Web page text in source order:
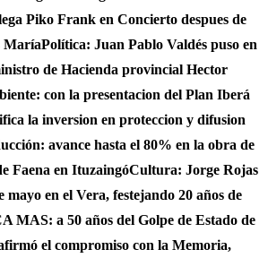
Piko Frank en Concierto despues de
MaríaPolítica: Juan Pablo Valdés puso en
de Hacienda provincial Hector
con la presentacion del Plan Iberá
la inversion en proteccion y difusion
avance hasta el 80% en la obra de
Faena en ItuzaingóCultura: Jorge Rojas
mayo en el Vera, festejando 20 años de
MAS: a 50 años del Golpe de Estado de
el compromiso con la Memoria,